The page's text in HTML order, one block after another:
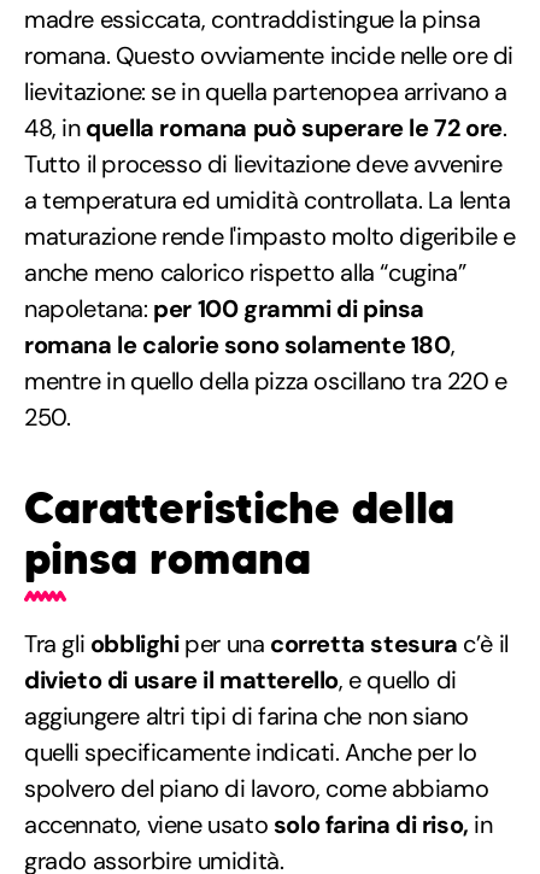
madre essiccata, contraddistingue la pinsa
romana. Questo ovviamente incide nelle ore di
lievitazione: se in quella partenopea arrivano a
48, inquella romana può superare le 72 ore.
Tutto il processo di lievitazione deve avvenire
a temperatura ed umidità controllata. La lenta
maturazione rende l'impasto molto digeribile e
anche meno calorico rispetto alla “cugina”
napoletana: per 100 grammi di pinsa
romana le calorie sono solamente 180,
mentre in quello della pizza oscillano tra 220 e
250.
Caratteristiche della
pinsa romana
Tra gli obblighiper una corretta stesura c’è il
divieto di usare il matterello, e quello di
aggiungere altri tipi di farina che non siano
quelli specificamente indicati. Anche per lo
spolvero del piano di lavoro, come abbiamo
accennato, viene usato solo farina di riso, in
grado assorbire umidità.